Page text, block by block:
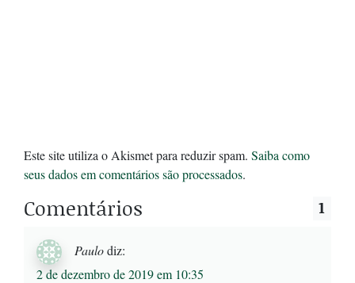
Este site utiliza o Akismet para reduzir spam. Saiba como
seus dados em comentários são processados.
Comentários 1
Paulodiz:
2 de dezembro de 2019 em 10:35